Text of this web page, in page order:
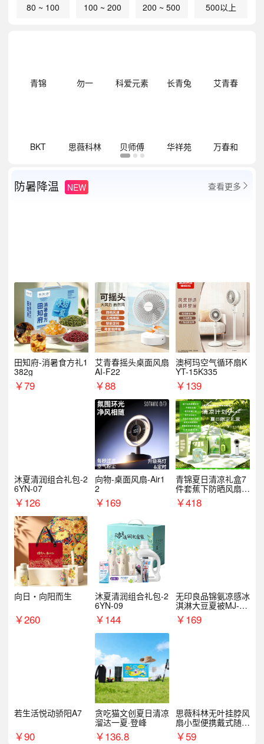
80 ~ 100 100 ~ 200 200 ~ 500 500以上
青锦 勿一 科爱元素 长青兔 艾青春
BKT 思薇科林 贝师傅 华祥苑 万春和
防暑降温 NEW 查看更多 
田知府-消暑食方礼1
382g
￥79
艾青春摇头桌面风扇
AI-F22
￥88
澳柯玛空气循环扇K
YT-15K335
￥139
沐夏清润组合礼包-2
6YN-07
￥126
向物-桌面风扇-Air1
2
￥169
青锦夏日清凉礼盒7
件套蕉下防晒风扇员
工福利端午伴手礼企
业定制
￥418
向日・向阳而生
￥260
沐夏清润组合礼包-2
6YN-09
￥144
无印良品锦氨凉感冰
淇淋大豆夏被MJ-B2
025-0193
￥169
若生活悦动骄阳A7
￥90
贪吃猫文创夏日清凉
溜达一夏·登峰
￥136.8
思薇科林无叶挂脖风
扇小型便携戴式随身
挂脖子降温神器
￥59